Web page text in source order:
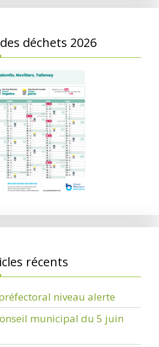
déchets 2026
récents
niveau alerte
municipal du 5 juin